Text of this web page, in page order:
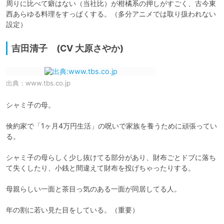
周りに比べて癖はない（当社比）が柑橘系の押しがすごく、古今東
西あらゆる料理をすっぱくする。（多分アニメでは取り扱われない
設定）
吉田清子 (CV 大原さやか)
出典： www.tbs.co.jp
シャミ子の母。
倹約家で「1ヶ月4万円生活」の呪いで家族を養うために頑張ってい
る。
シャミ子の母らしく少し抜けてる部分があり、財布ごとドブに落ち
て失くしたり、小銭と間違えて財布を投げちゃったりする。
母親らしい一面と茶目っ気のある一面が同居してる人。
年の割に若い見た目をしている。（重要）